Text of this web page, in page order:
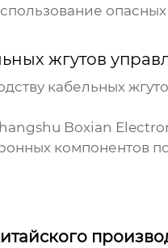
жгутов
кабельных
Boxian
компонентов